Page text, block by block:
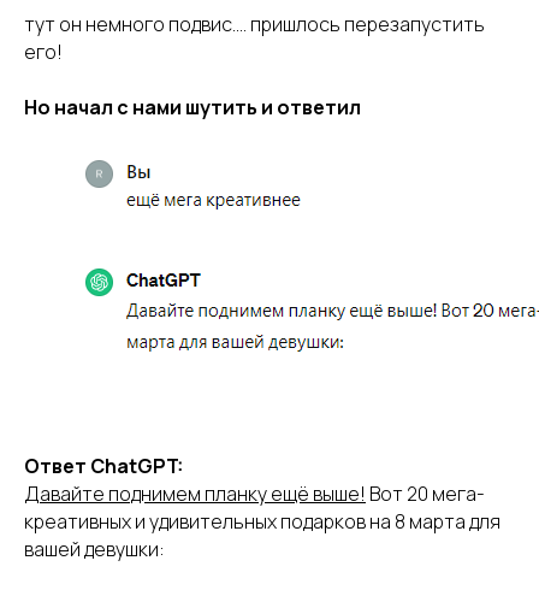
тут он немного подвис.... пришлось перезапустить
его!
Но начал с нами шутить и ответил
Ответ ChatGPT:
Давайте поднимем планку ещё выше! Вот 20 мега-
креативных и удивительных подарков на 8 марта для
вашей девушки: